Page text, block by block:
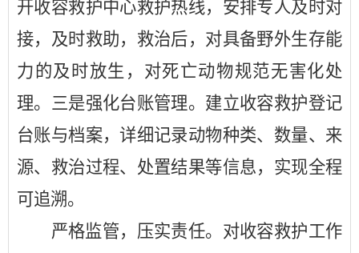
开收容救护中心救护热线，安排专人及时对
接，及时救助，救治后，对具备野外生存能
力的及时放生，对死亡动物规范无害化处
理。三是强化台账管理。建立收容救护登记
台账与档案，详细记录动物种类、数量、来
源、救治过程、处置结果等信息，实现全程
可追溯。
严格监管，压实责任。对收容救护工作